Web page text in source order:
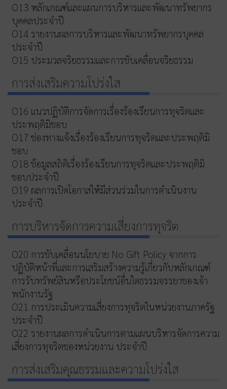
O13 หลักเกณฑ์และแผนการบริหารและพัฒนาทรัพยากร
บุคคลประจำปี
O14 รายงานผลการบริหารและพัฒนาทรัพยากรบุคคล
ประจำปี
O15 ประมวลจริยธรรมและการขับเคลื่อนจริยธรรม
การส่งเสริมความโปร่งใส
O16 แนวปฏิบัติการจัดการเรื่องร้องเรียนการทุจริตและ
ประพฤติมิชอบ
O17 ช่องทางแจ้งเรื่องร้องเรียนการทุจริตและประพฤติมิ
ชอบ
O18 ข้อมูลสถิติเรื่องร้องเรียนการทุจริตและประพฤติมิ
ชอบประจำปี
O19 ผลการเปิดโอกาสให้มีส่วนร่วมในการดำเนินงาน
ประจำปี
การบริหารจัดการความเสี่ยงการทุจริต
O20 การขับเคลื่อนนโยบาย No Gift Policy จากการ
ปฏิบัติหน้าที่และการเสริมสร้างความรู้เกี่ยวกับหลักเกณฑ์
การรับทรัพย์สินหรือประโยชน์อื่นใดธรรมจรรยาของเจ้า
พนักงานรัฐ
O21 การประเมินความเสี่ยงการทุจริตในหน่วยงานภาครัฐ
ประจำปี
O22 รายงานผลการดำเนินการตามแผนบริหารจัดการความ
เสี่ยงการทุจริตของหน่วยงาน ประจำปี
การส่งเสริมคุณธรรมและความโปร่งใส